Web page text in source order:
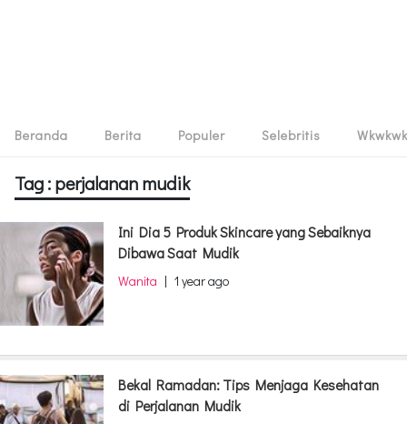
Beranda Berita Populer Selebritis Wkwkwk
Tag : perjalanan mudik
Ini Dia 5 Produk Skincare yang Sebaiknya
Dibawa Saat Mudik
Wanita | 1 year ago
Bekal Ramadan: Tips Menjaga Kesehatan
di Perjalanan Mudik